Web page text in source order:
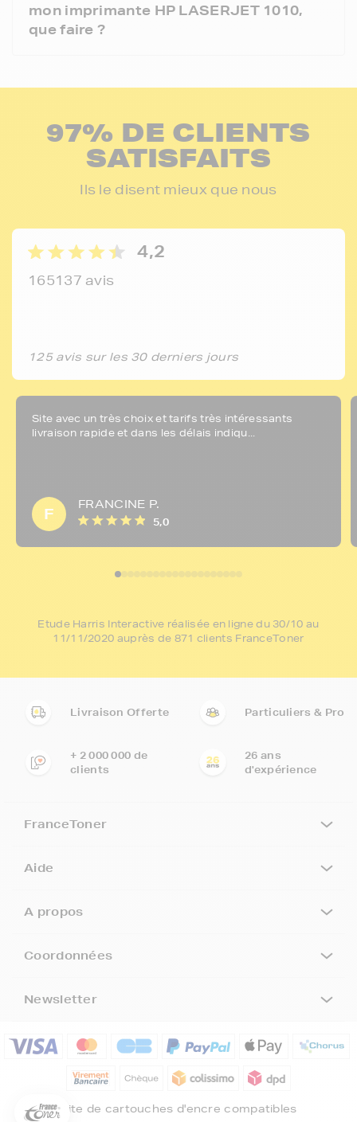
mon imprimante HP LASERJET 1010,
que faire ?
97% DE CLIENTS
SATISFAITS
Ils le disent mieux que nous
4,2
165137 avis
125 avis sur les 30 derniers jours
Site avec un très choix et tarifs très intéressants
livraison rapide et dans les délais indiqu...
F
FRANCINE P.
5,0
Etude Harris Interactive réalisée en ligne du 30/10 au
11/11/2020 auprès de 871 clients FranceToner
Livraison Offerte Particuliers & Pro
+ 2 000 000 de
clients
26 ans
d'expérience
FranceToner
Aide
A propos
Coordonnées
Newsletter
Site de cartouches d'encre compatibles
Inscrivez-vous à notre newsletter, suivez notre actualité et
commande * !